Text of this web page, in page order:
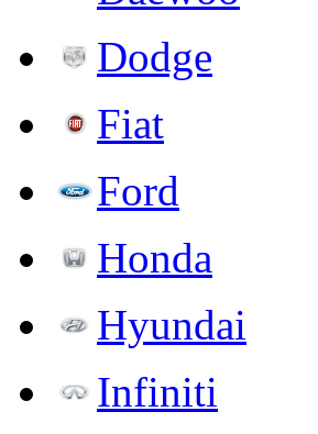
Dodge
Fiat
Ford
Honda
Hyundai
Infiniti